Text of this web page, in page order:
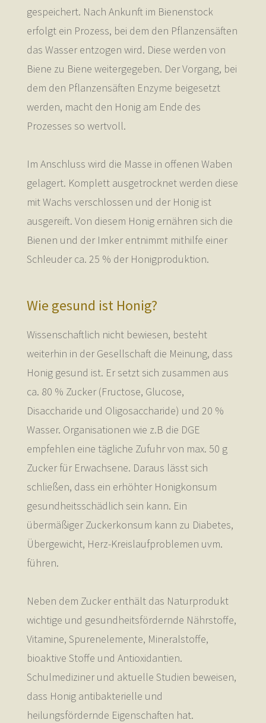
gespeichert. Nach Ankunft im Bienenstock
erfolgt ein Prozess, bei dem den Pflanzensäften
das Wasser entzogen wird. Diese werden von
Biene zu Biene weitergegeben. Der Vorgang, bei
dem den Pflanzensäften Enzyme beigesetzt
werden, macht den Honig am Ende des
Prozesses so wertvoll.
Im Anschluss wird die Masse in offenen Waben
gelagert. Komplett ausgetrocknet werden diese
mit Wachs verschlossen und der Honig ist
ausgereift. Von diesem Honig ernähren sich die
Bienen und der Imker entnimmt mithilfe einer
Schleuder ca. 25 % der Honigproduktion.
Wie gesund ist Honig?
Wissenschaftlich nicht bewiesen, besteht
weiterhin in der Gesellschaft die Meinung, dass
Honig gesund ist. Er setzt sich zusammen aus
ca. 80 % Zucker (Fructose, Glucose,
Disaccharide und Oligosaccharide) und 20 %
Wasser. Organisationen wie z.B die DGE
empfehlen eine tägliche Zufuhr von max. 50 g
Zucker für Erwachsene. Daraus lässt sich
schließen, dass ein erhöhter Honigkonsum
gesundheitsschädlich sein kann. Ein
übermäßiger Zuckerkonsum kann zu Diabetes,
Übergewicht, Herz-Kreislaufproblemen uvm.
führen.
Neben dem Zucker enthält das Naturprodukt
wichtige und gesundheitsfördernde Nährstoffe,
Vitamine, Spurenelemente, Mineralstoffe,
bioaktive Stoffe und Antioxidantien.
Schulmediziner und aktuelle Studien beweisen,
dass Honig antibakterielle und
heilungsfördernde Eigenschaften hat.